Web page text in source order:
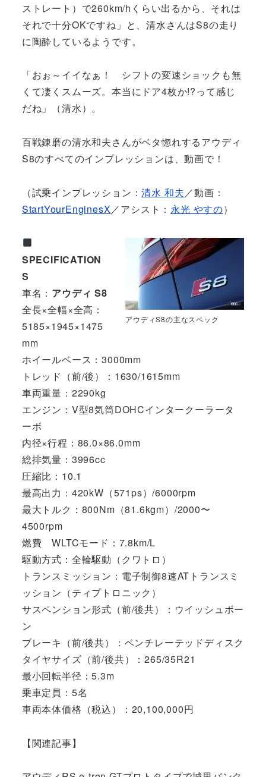
ストレート）で260km/hくらい出るから、それは
それで十分OKですね」と、清水さんはS8の走り
に陶酔しているようです。
「おぉ～イイなぁ！ シフトの変速ショックも無
くて凄くスムーズ。本当にドア4枚か!?って感じ
だね」（清水）。
百戦錬磨の清水和夫さんがベタ惚れするアウディ
S8のすべてのインプレッションは、動画で！
（試乗インプレッション：清水 和夫／動画：
StartYourEnginesX／アシスト： 永光 やすの）
アウディS8の主なスペック
SPECIFICATION
S
車名： アウディ S8
全長×全幅×全高：
5185×1945×1475
mm
ホイールベース：3000mm
トレッド（前/後）：1630/1615mm
車両重量：2290kg
エンジン：V型8気筒DOHCインタークーラータ
ーボ
内径×行程：86.0×86.0mm
総排気量：3996cc
圧縮比：10.1
最高出力：420kW（571ps）/6000rpm
最大トルク：800Nm（81.6kgm）/2000〜
4500rpm
燃費 WLTCモード：7.8km/L
駆動方式：全輪駆動（クワトロ）
トランスミッション：電子制御8速ATトランスミ
ッション（ティプトロニック）
サスペンション形式（前/後共）：ウイッシュボー
ン
ブレーキ（前/後共）：ベンチレーテッドディスク
タイヤサイズ（前/後共）：265/35R21
最小回転半径：5.3m
乗車定員：5名
車両本体価格（税込）：20,100,000円
【関連記事】